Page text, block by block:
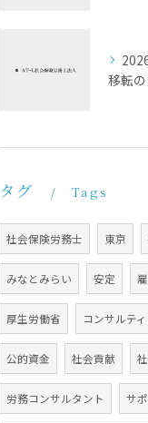
移転
タグ Tags
社会保険労務士 東京
みなとみらい 安定
厚生労働省 コンサルテ
公的資金 社会貢献
労務コンサルタント サ